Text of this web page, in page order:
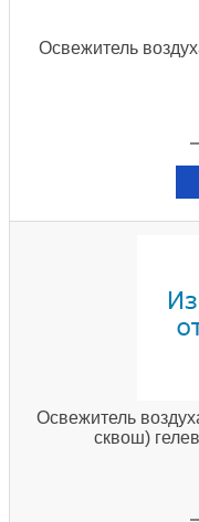
Освежитель
Освежитель
сквош)